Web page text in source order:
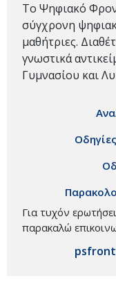
Το Ψηφιακό
σύγχρονη
μαθήτριες.
γνωστικά
Γυμνασίου και
Για τυχόν
παρακαλώ